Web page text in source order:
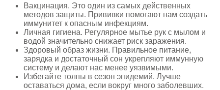
Вакцинация. Это один из самых действенных
методов защиты. Прививки помогают нам создать
иммунитет к опасным инфекциям.
Личная гигиена. Регулярное мытье рук с мылом и
водой значительно снижает риск заражения.
Здоровый образ жизни. Правильное питание,
зарядка и достаточный сон укрепляют иммунную
систему и делают нас менее уязвимыми.
Избегайте толпы в сезон эпидемий. Лучше
оставаться дома, если вокруг много заболевших.